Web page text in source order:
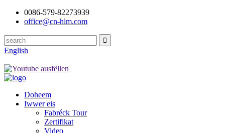
0086-579-82273939
office@cn-hlm.com
English
Doheem
Iwwer eis
Fabréck Tour
Zertifikat
Video